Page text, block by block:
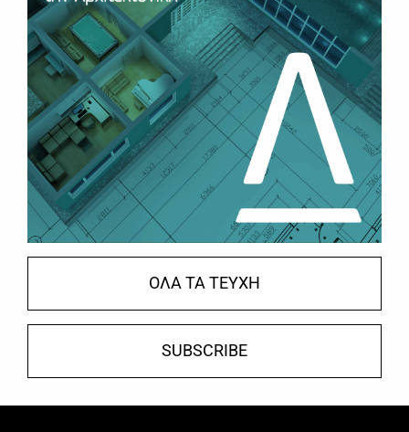
ΟΛΑ ΤΑ ΤΕΥΧΗ
SUBSCRIBE